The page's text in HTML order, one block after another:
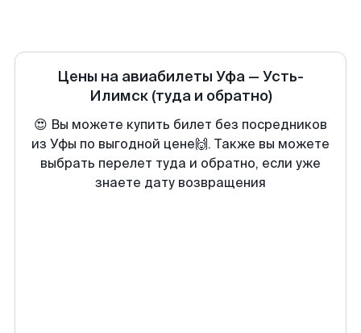
Цены на авиабилеты Уфа — Усть-
Илимск (туда и обратно)
😍 Вы можете купить билет без посредников
из Уфы по выгодной цене🙌. Также вы можете
выбрать перелет туда и обратно, если уже
знаете дату возвращения